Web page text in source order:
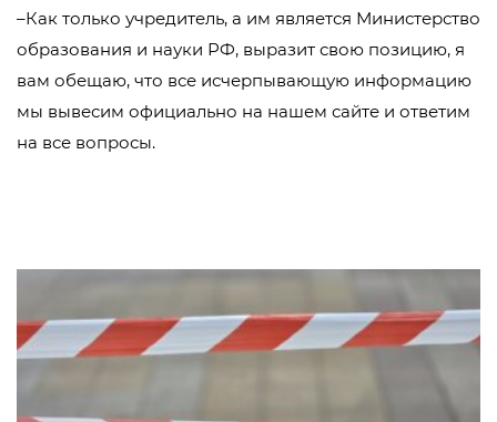
–Как только учредитель, а им является Министерство
образования и науки РФ, выразит свою позицию, я
вам обещаю, что все исчерпывающую информацию
мы вывесим официально на нашем сайте и ответим
на все вопросы.